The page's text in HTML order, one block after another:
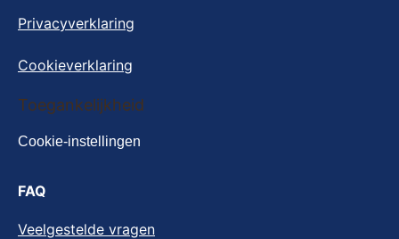
Privacyverklaring
Cookieverklaring
Toegankelijkheid
Cookie-instellingen
FAQ
Veelgestelde vragen